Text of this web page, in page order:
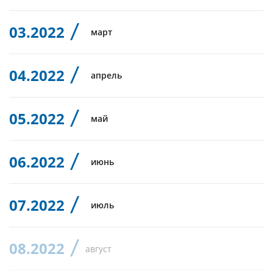
03.2022 март
04.2022 апрель
05.2022 май
06.2022 июнь
07.2022 июль
08.2022 август